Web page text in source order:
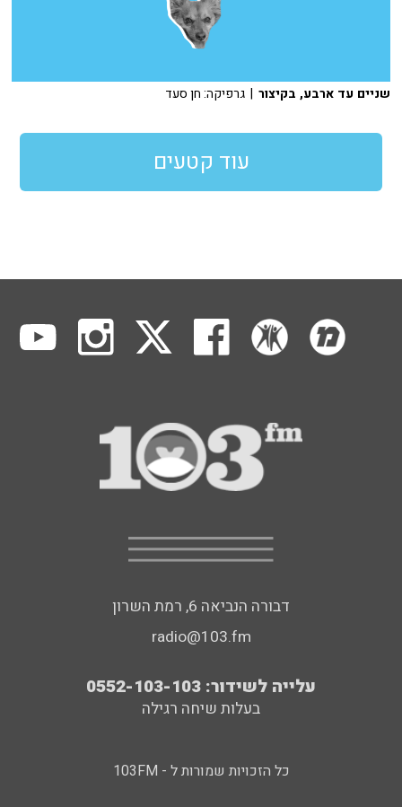
שניים עד ארבע, בקיצור | גרפיקה: חן סעד
עוד קטעים
דבורה הנביאה 6, רמת השרון
radio@103.fm
עלייה לשידור: 0552-103-103
בעלות שיחה רגילה
כל הזכויות שמורות ל - 103FM